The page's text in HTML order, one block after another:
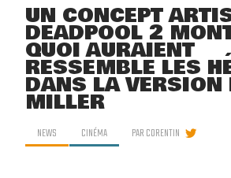
UN CONCEPT
DEADPOOL 2
QUOI AURAIENT
RESSEMBLÉ LES
DANS LA VERSION
MILLER
NEWS CINÉMA PARCORENTIN